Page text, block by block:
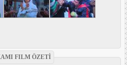
FILM ÖZETİ